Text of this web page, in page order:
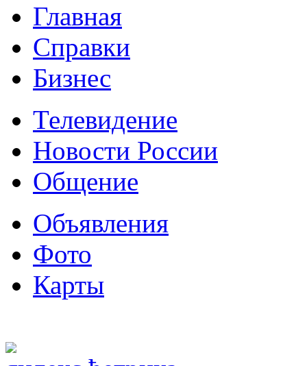
Главная
Справки
Бизнес
Телевидение
Новости России
Общение
Объявления
Фото
Карты